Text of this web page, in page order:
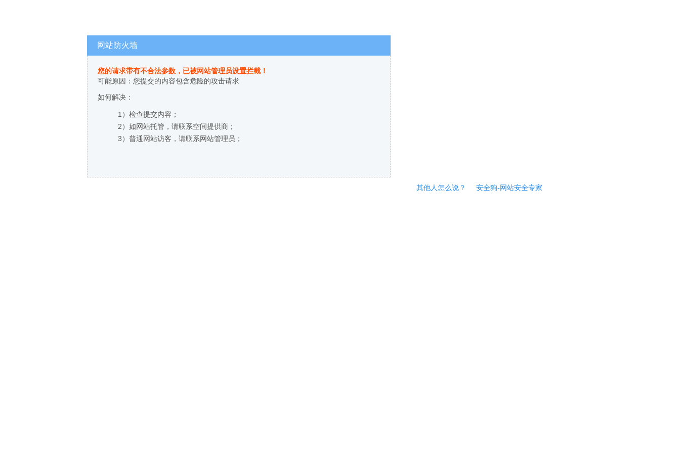
网站防火墙
您的请求带有不合法参数，已被网站管理员设置拦截！
可能原因：您提交的内容包含危险的攻击请求
如何解决：
1）检查提交内容；
2）如网站托管，请联系空间提供商；
3）普通网站访客，请联系网站管理员；
其他人怎么说？ 安全狗-网站安全专家